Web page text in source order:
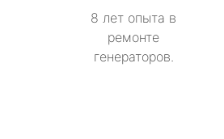
8 лет опыта в
ремонте
генераторов.